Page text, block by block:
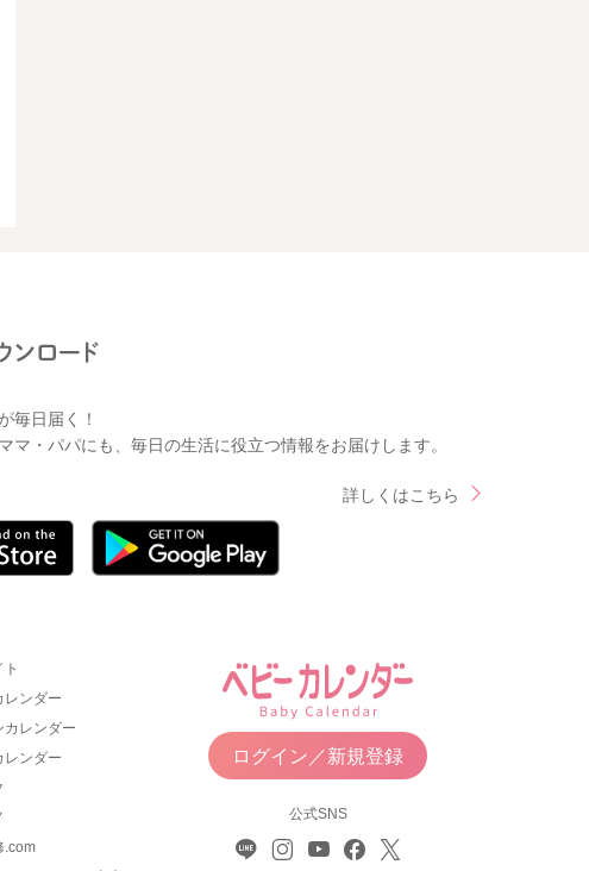
毎日届く！
・パパにも、毎日の生活に役立つ情報をお届けします。
詳しくはこちら
レンダー
カレンダー
レンダー
.com
ログイン／新規登録
公式SNS